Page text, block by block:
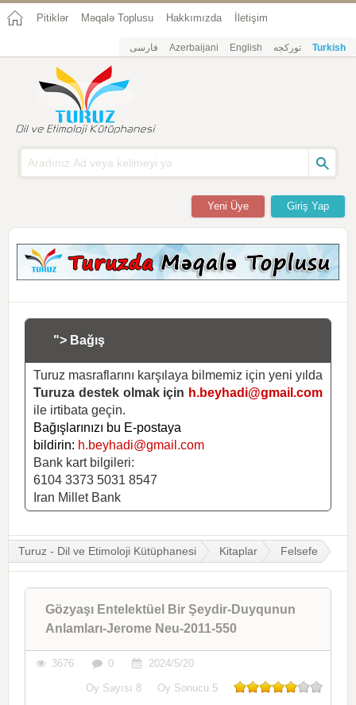
Pitiklər Məqalə Toplusu Hakkımızda İletişim
فارسی Azerbaijani English تورکجه Turkish
Giriş Yap
Yeni Üye
"> Bağış
Turuz masraflarını karşılaya bilmemiz için yeni yılda
Turuza destek olmak için h.beyhadi@gmail.com
ile irtibata geçin.
Bağışlarınızı bu E-postaya
bildirin: h.beyhadi@gmail.com
Bank kart bilgileri:
6104 3373 5031 8547
Iran Millet Bank
Turuz - Dil ve Etimoloji Kütüphanesi Kitaplar Felsefe
Gözyaşı Entelektüel Bir Şeydir-Duyqunun
Anlamları-Jerome Neu-2011-550
3676 0 2024/5/20
Oy Sayısı 8 Oy Sonucu 5